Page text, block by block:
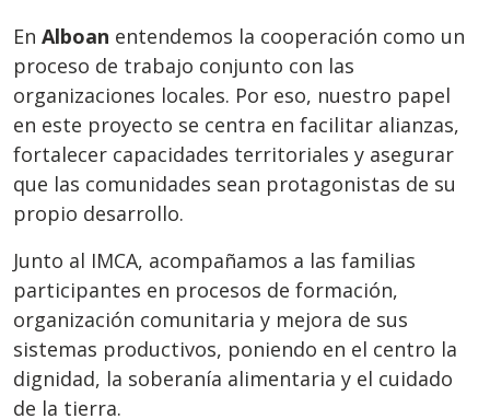
En Alboan entendemos la cooperación como un
proceso de trabajo conjunto con las
organizaciones locales. Por eso, nuestro papel
en este proyecto se centra en facilitar alianzas,
fortalecer capacidades territoriales y asegurar
que las comunidades sean protagonistas de su
propio desarrollo.
Junto al IMCA, acompañamos a las familias
participantes en procesos de formación,
organización comunitaria y mejora de sus
sistemas productivos, poniendo en el centro la
dignidad, la soberanía alimentaria y el cuidado
de la tierra.